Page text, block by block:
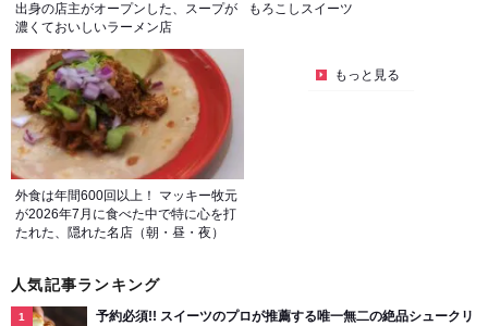
出身の店主がオープンした、スープが
濃くておいしいラーメン店
もろこしスイーツ
外食は年間600回以上！ マッキー牧元
が2026年7月に食べた中で特に心を打
たれた、隠れた名店（朝・昼・夜）
もっと見る
人気記事ランキング
予約必須!! スイーツのプロが推薦する唯一無二の絶品シュークリ